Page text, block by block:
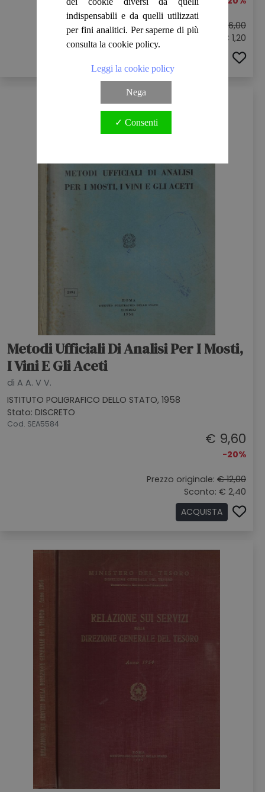
Prezzo originale:
€ 6,00
Sconto: € 1,20
Metodi Ufficiali Di Analisi Per I Mosti,
I Vini E Gli Aceti
di A A. V V.
ISTITUTO POLIGRAFICO DELLO STATO, 1958
Stato: DISCRETO
Cod. SEA5584
€ 9,60
-20%
Prezzo originale: € 12,00
Sconto: € 2,40
ACQUISTA
indispensabili e da quelli utilizzati
per fini analitici. Per saperne di più
consulta la cookie policy.
Leggi la cookie policy
Nega
✓ Consenti